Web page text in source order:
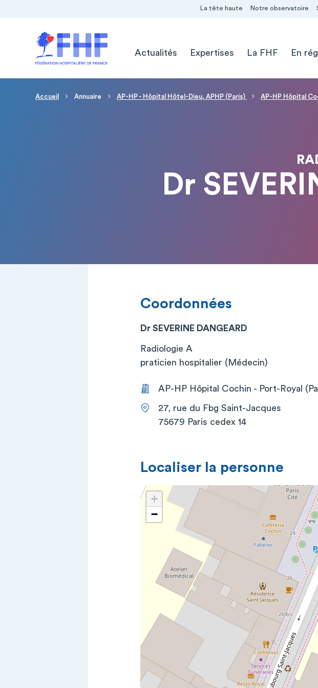
La tête haute Notre observatoire
Actualités
Expertises La FHF En
Fil d'Ariane
Accueil Annuaire AP-HP - Hôpital Hôtel-Dieu, APHP (Paris) AP-HP Hôpital
Dr
Coordonnées
Dr SEVERINE DANGEARD
Radiologie A
praticien hospitalier (Médecin)
AP-HP Hôpital Cochin - Port-Royal
27, rue du Fbg Saint-Jacques
75679 Paris cedex 14
Localiser la personne
+
−